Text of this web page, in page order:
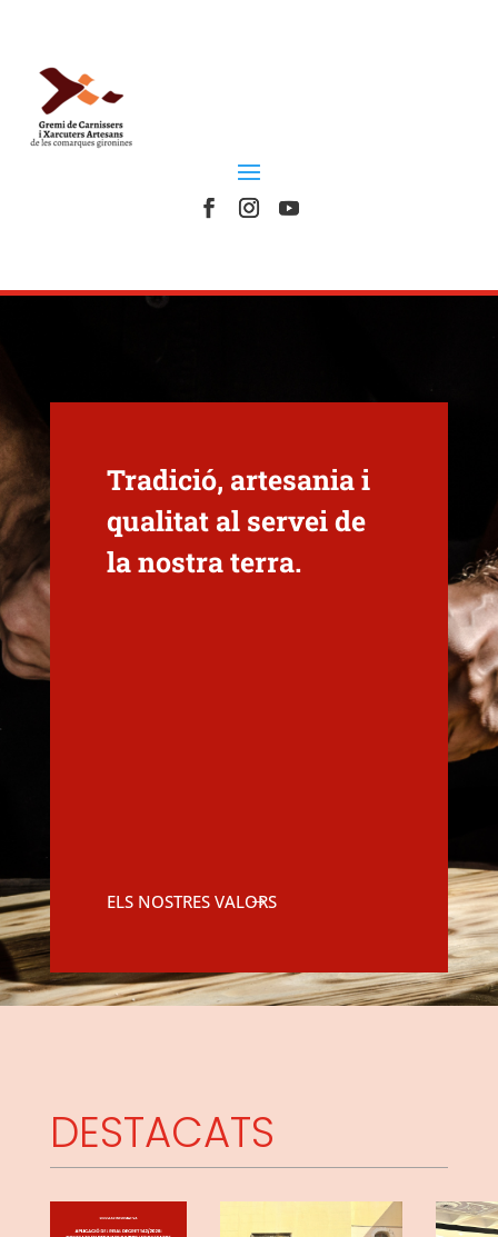
Tradició, artesania i
qualitat al servei de
la nostra terra.
ELS NOSTRES VALORS
DESTACATS